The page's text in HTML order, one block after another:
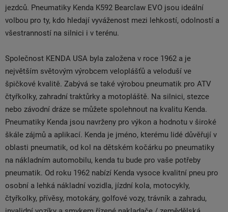
jezdců. Pneumatiky Kenda K592 Bearclaw EVO jsou ideální
volbou pro ty, kdo hledají vyváženost mezi lehkostí, odolností a
všestranností na silnici i v terénu.
Společnost KENDA USA byla založena v roce 1962 a je
největším světovým výrobcem veloplášťů a veloduší ve
špičkové kvalitě. Zabývá se také výrobou pneumatik pro ATV
čtyřkolky, zahradní traktůrky a motopláště. Na silnici, stezce
nebo závodní dráze se můžete spolehnout na kvalitu Kenda.
Pneumatiky Kenda jsou navrženy pro výkon a hodnotu v široké
škále zájmů a aplikací. Kenda je jméno, kterému lidé důvěřují v
oblasti pneumatik, od kol na dětském kočárku po pneumatiky
na nákladním automobilu, kenda tu bude pro vaše potřeby
pneumatik. Od roku 1962 nabízí Kenda vysoce kvalitní pneu pro
osobní a lehká nákladní vozidla, jízdní kola, motocykly,
čtyřkolky, přívěsy, motokáry, golfové vozy, trávník a zahradu,